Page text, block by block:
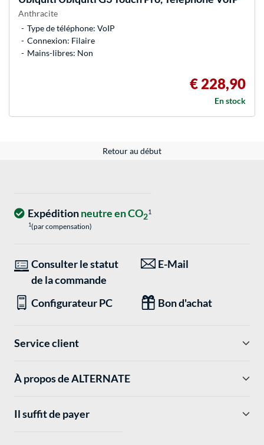
Anthracite
Type de téléphone: VoIP
Connexion: Filaire
Mains-libres: Non
€ 228,90
En stock
Retour au début
Expéditionneutre en CO21
1(par compensation)
Consulter le statut
de la commande
E-Mail
Configurateur PC Bon d'achat
Service client
À propos de ALTERNATE
Il suffit de payer